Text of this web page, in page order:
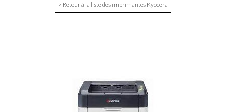
> Retour à la liste des imprimantes Kyocera